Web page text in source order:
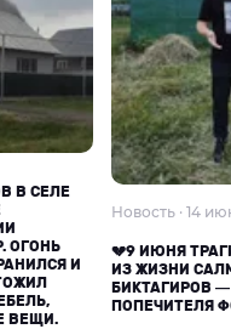
В СЕЛЕ
ОГОНЬ
И
ВЕЩИ.
Новость · 14
💔9 ИЮНЯ
ИЗ ЖИЗНИ
БИКТАГИРОВ
ПОПЕЧИТЕЛЯ